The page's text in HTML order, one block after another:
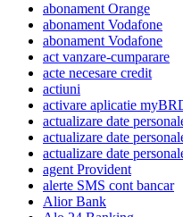
abonament Orange
abonament Vodafone
abonament Vodafone
act vanzare-cumparare
acte necesare credit
actiuni
activare aplicatie
actualizare date
actualizare date
actualizare date
agent Provident
alerte SMS cont bancar
Alior Bank